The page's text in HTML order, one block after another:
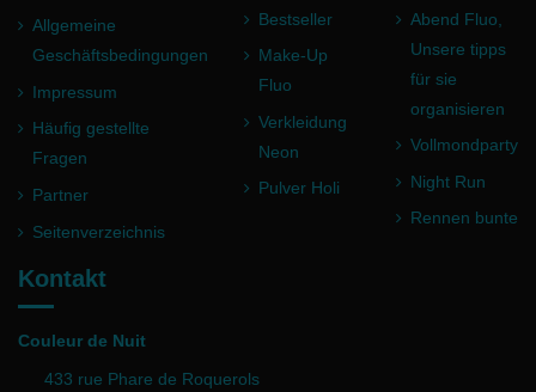
Allgemeine
Geschäftsbedingungen
Impressum
Häufig gestellte
Fragen
Partner
Seitenverzeichnis
Bestseller
Make-Up
Fluo
Verkleidung
Neon
Pulver Holi
Abend Fluo,
Unsere tipps
für sie
organisieren
Vollmondparty
Night Run
Rennen bunte
Kontakt
Couleur de Nuit
433 rue Phare de Roquerols